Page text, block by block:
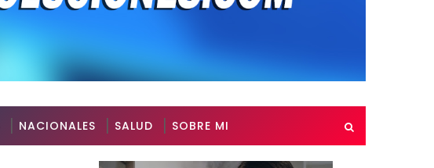
NACIONALES SALUD SOBRE MI